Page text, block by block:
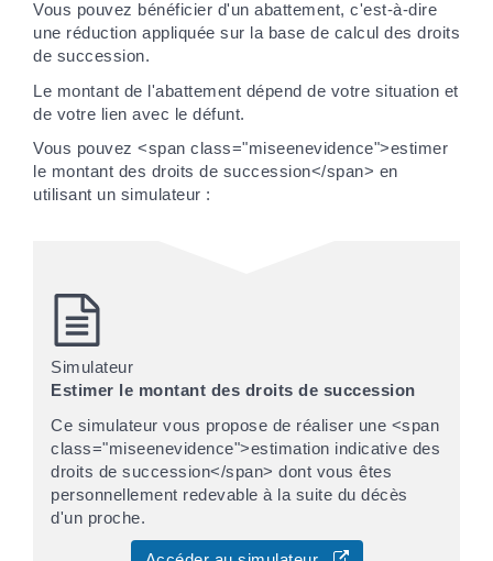
Vous pouvez bénéficier d'un abattement, c'est-à-dire
une réduction appliquée sur la base de calcul des droits
de succession.
Le montant de l'abattement dépend de votre situation et
de votre lien avec le défunt.
Vous pouvez <span class="miseenevidence">estimer
le montant des droits de succession</span> en
utilisant un simulateur :
Simulateur
Estimer le montant des droits de succession
Ce simulateur vous propose de réaliser une <span
class="miseenevidence">estimation indicative des
droits de succession</span> dont vous êtes
personnellement redevable à la suite du décès
d'un proche.